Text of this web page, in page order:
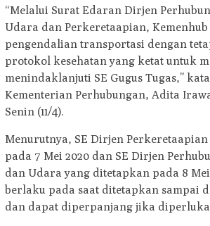
“Melalui Surat Edaran Dirjen
Udara dan Perkeretaapian,
pengendalian transportasi dengan
protokol kesehatan yang ketat untuk
menindaklanjuti SE Gugus Tugas,”
Kementerian Perhubungan, Adita
Senin (11/4).
Menurutnya, SE Dirjen
pada 7 Mei 2020 dan SE Dirjen
dan Udara yang ditetapkan pada 8
berlaku pada saat ditetapkan sampai
dan dapat diperpanjang jika